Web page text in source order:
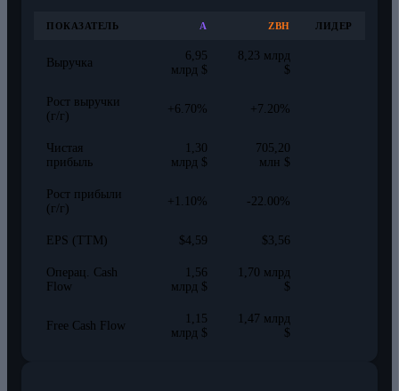
ПОКАЗАТЕЛЬ A ZBH ЛИДЕР
Выручка
6,95
млрд $
8,23 млрд
$
Рост выручки
(г/г)
+6.70% +7.20%
Чистая
прибыль
1,30
млрд $
705,20
млн $
Рост прибыли
(г/г)
+1.10% -22.00%
EPS (TTM) $4,59 $3,56
Операц. Cash
Flow
1,56
млрд $
1,70 млрд
$
Free Cash Flow
1,15
млрд $
1,47 млрд
$